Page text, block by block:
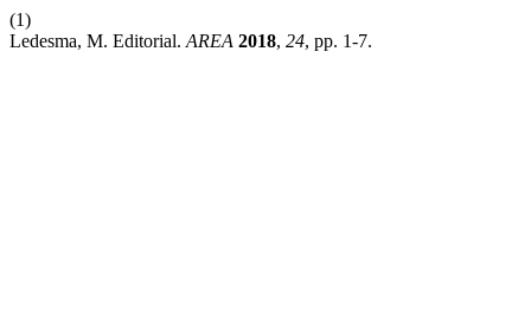
(1)
Ledesma, M. Editorial. AREA 2018, 24, pp. 1-7.